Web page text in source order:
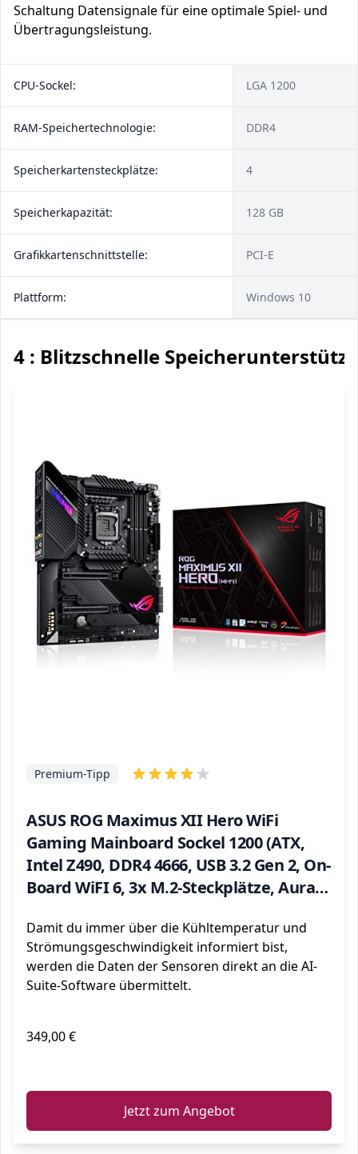
Schaltung Datensignale für eine optimale Spiel- und
Übertragungsleistung.
CPU-Sockel: LGA 1200
RAM-Speichertechnologie: DDR4
Speicherkartensteckplätze: 4
Speicherkapazität: 128 GB
Grafikkartenschnittstelle: PCI-E
Plattform: Windows 10
4 : Blitzschnelle
ASUS ROG Maximus XII Hero WiFi
Gaming Mainboard Sockel 1200 (ATX,
Intel Z490, DDR4 4666, USB 3.2 Gen 2, On-
Board WiFI 6, 3x M.2-Steckplätze, Aura
Premium-Tipp
Damit du immer über die Kühltemperatur und
Strömungsgeschwindigkeit informiert bist,
werden die Daten der Sensoren direkt an die AI-
Suite-Software übermittelt.
349,00 €
Jetzt zum Angebot